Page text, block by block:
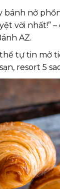
bánh nở
vời nhất!” –
AZ.
tự tin mở
resort 5